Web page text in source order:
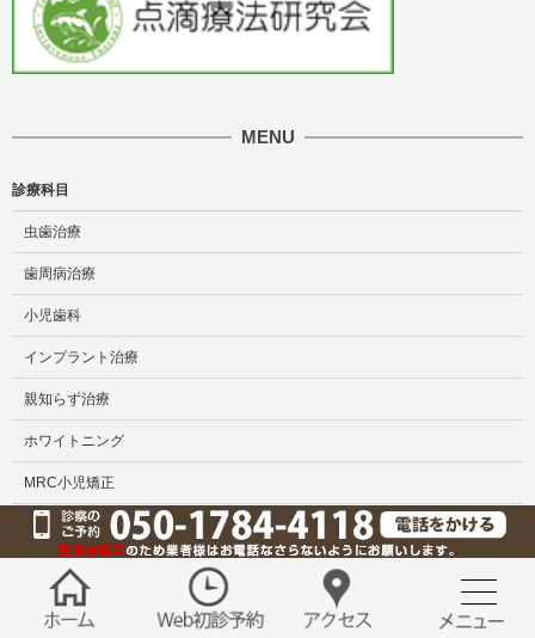
MENU
診療科目
虫歯治療
歯周病治療
小児歯科
インプラント治療
親知らず治療
ホワイトニング
MRC小児矯正
メタルフリー治療
マウスピース矯正
矯正治療